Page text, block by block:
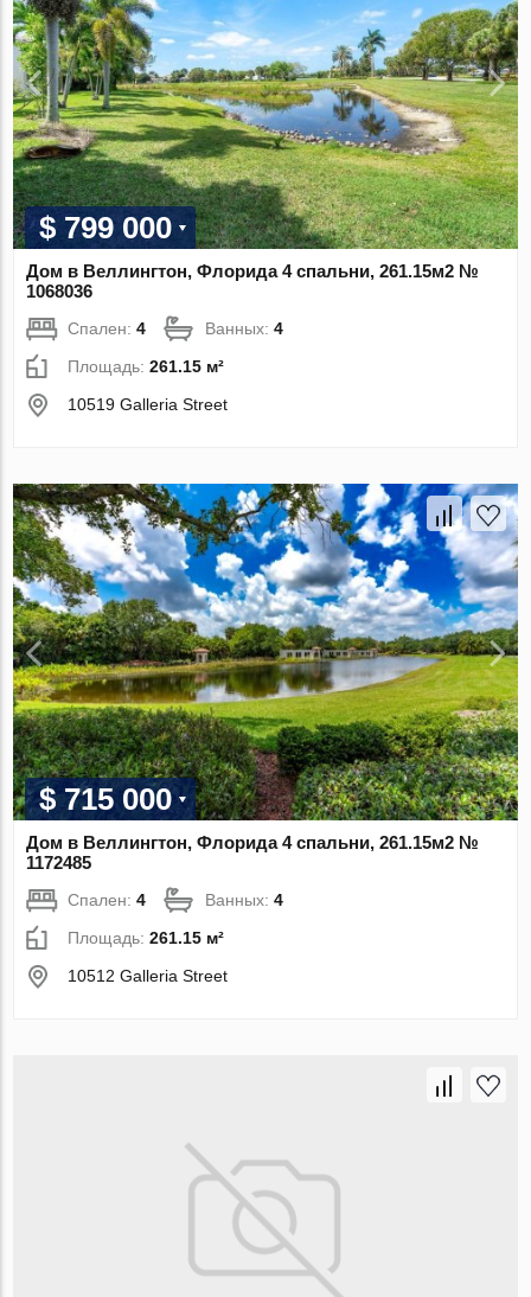
$ 799 000
Дом в Веллингтон, Флорида 4 спальни, 261.15м2 №
1068036
Спален:4 Ванных:4
Площадь:261.15 м²
10519 Galleria Street
$ 715 000
Дом в Веллингтон, Флорида 4 спальни, 261.15м2 №
1172485
Спален:4 Ванных:4
Площадь:261.15 м²
10512 Galleria Street